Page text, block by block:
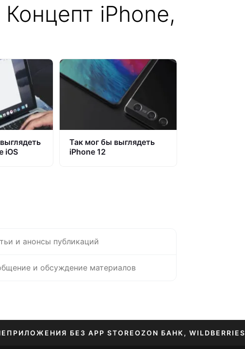
iPhone,
iOS
Так мог бы выглядеть
iPhone 12
и анонсы публикаций
и обсуждение материалов
ПРИЛОЖЕНИЯ БЕЗ APP STOREOZON БАНК, WILDBERRIES